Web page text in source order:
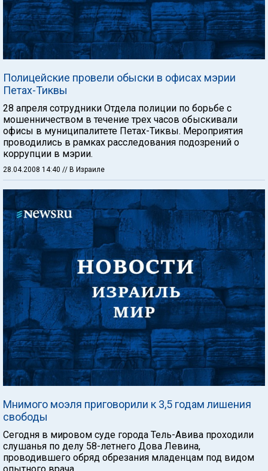
Полицейские провели обыски в офисах мэрии
Петах-Тиквы
28 апреля сотрудники Отдела полиции по борьбе с
мошенничеством в течение трех часов обыскивали
офисы в муниципалитете Петах-Тиквы. Мероприятия
проводились в рамках расследования подозрений о
коррупции в мэрии.
28.04.2008 14:40 // В Израиле
Мнимого моэля приговорили к 3,5 годам лишения
свободы
Сегодня в мировом суде города Тель-Авива проходили
слушанья по делу 58-летнего Дова Левина,
проводившего обряд обрезания младенцам под видом